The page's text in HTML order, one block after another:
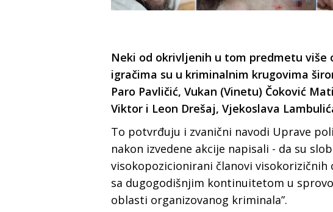
Neki od okrivljenih u tom predmetu više
igračima su u kriminalnim krugovima
Paro Pavličić, Vukan (Vinetu) Čoković
Viktor i Leon Drešaj, Vjekoslava
To potvrđuju i zvanični navodi Uprave
nakon izvedene akcije napisali - da su
visokopozicionirani članovi
sa dugogodišnjim kontinuitetom u
oblasti organizovanog kriminala”.